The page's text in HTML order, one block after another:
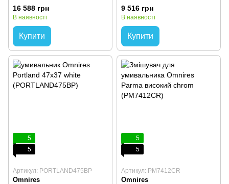
16 588 грн
В наявності
Купити
(FR7112CR)
9 516 грн
В наявності
Купити
5
5
Артикул: PORTLAND475BP
Omnires
5
5
Артикул: PM7412CR
Omnires